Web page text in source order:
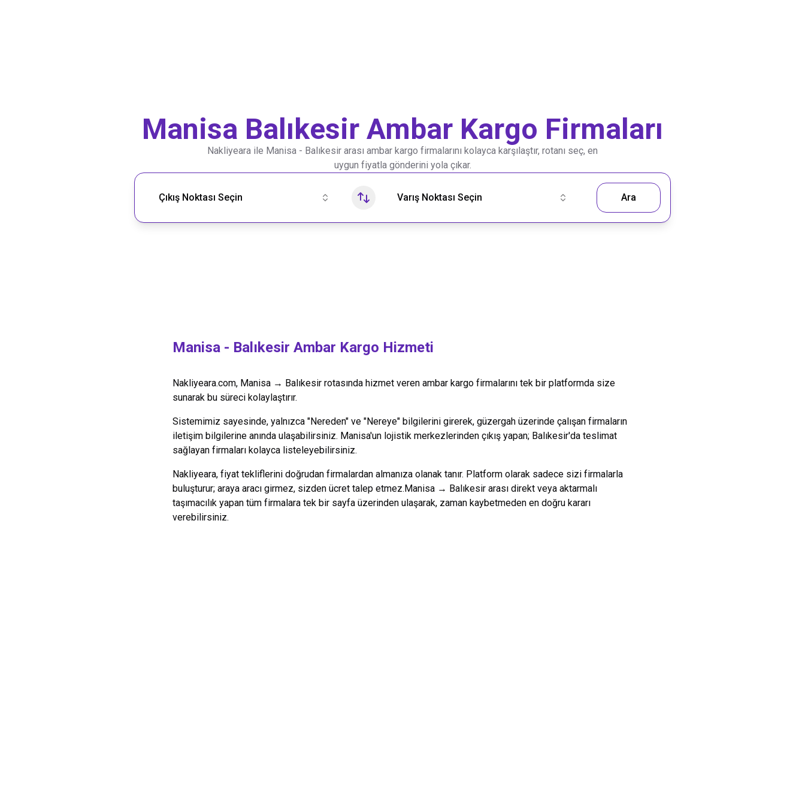
Manisa Balıkesir Ambar Kargo Firmaları
Nakliyeara ile Manisa - Balıkesir arası ambar kargo firmalarını kolayca karşılaştır, rotanı seç, en
uygun fiyatla gönderini yola çıkar.
Nakliye Rotası Ara
Çıkış Noktası Seçin
Varış Noktası Seçin Ara
Manisa - Balıkesir Ambar Kargo Hizmeti
Nakliyeara.com, Manisa → Balıkesir rotasında hizmet veren ambar kargo firmalarını tek bir platformda size
sunarak bu süreci kolaylaştırır.
Sistemimiz sayesinde, yalnızca "Nereden" ve "Nereye" bilgilerini girerek, güzergah üzerinde çalışan firmaların
iletişim bilgilerine anında ulaşabilirsiniz. Manisa'un lojistik merkezlerinden çıkış yapan; Balıkesir'da teslimat
sağlayan firmaları kolayca listeleyebilirsiniz.
Nakliyeara, fiyat tekliflerini doğrudan firmalardan almanıza olanak tanır. Platform olarak sadece sizi firmalarla
buluşturur; araya aracı girmez, sizden ücret talep etmez.Manisa → Balıkesir arası direkt veya aktarmalı
taşımacılık yapan tüm firmalara tek bir sayfa üzerinden ulaşarak, zaman kaybetmeden en doğru kararı
verebilirsiniz.